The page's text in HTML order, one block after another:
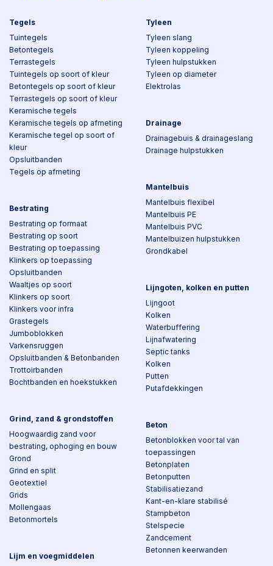
Tegels
Tuintegels
Betontegels
Terrastegels
Tuintegels op soort of kleur
Betontegels op soort of kleur
Terrastegels op soort of kleur
Keramische tegels
Keramische tegels op afmeting
Keramische tegel op soort of
kleur
Opsluitbanden
Tegels op afmeting
Bestrating
Bestrating op formaat
Bestrating op soort
Bestrating op toepassing
Klinkers op toepassing
Opsluitbanden
Waaltjes op soort
Klinkers op soort
Klinkers voor infra
Grastegels
Jumboblokken
Varkensruggen
Opsluitbanden & Betonbanden
Trottoirbanden
Bochtbanden en hoekstukken
Grind, zand & grondstoffen
Hoogwaardig zand voor
bestrating, ophoging en bouw
Grond
Grind en split
Geotextiel
Grids
Mollengaas
Betonmortels
Lijm en voegmiddelen
Tyleen
Tyleen slang
Tyleen koppeling
Tyleen hulpstukken
Tyleen op diameter
Elektrolas
Drainage
Drainagebuis & drainageslang
Drainage hulpstukken
Mantelbuis
Mantelbuis flexibel
Mantelbuis PE
Mantelbuis PVC
Mantelbuizen hulpstukken
Grondkabel
Lijngoten, kolken en putten
Lijngoot
Kolken
Waterbuffering
Lijnafwatering
Septic tanks
Kolken
Putten
Putafdekkingen
Beton
Betonblokken voor tal van
toepassingen
Betonplaten
Betonputten
Stabilisatiezand
Kant-en-klare stabilisé
Stampbeton
Stelspecie
Zandcement
Betonnen keerwanden